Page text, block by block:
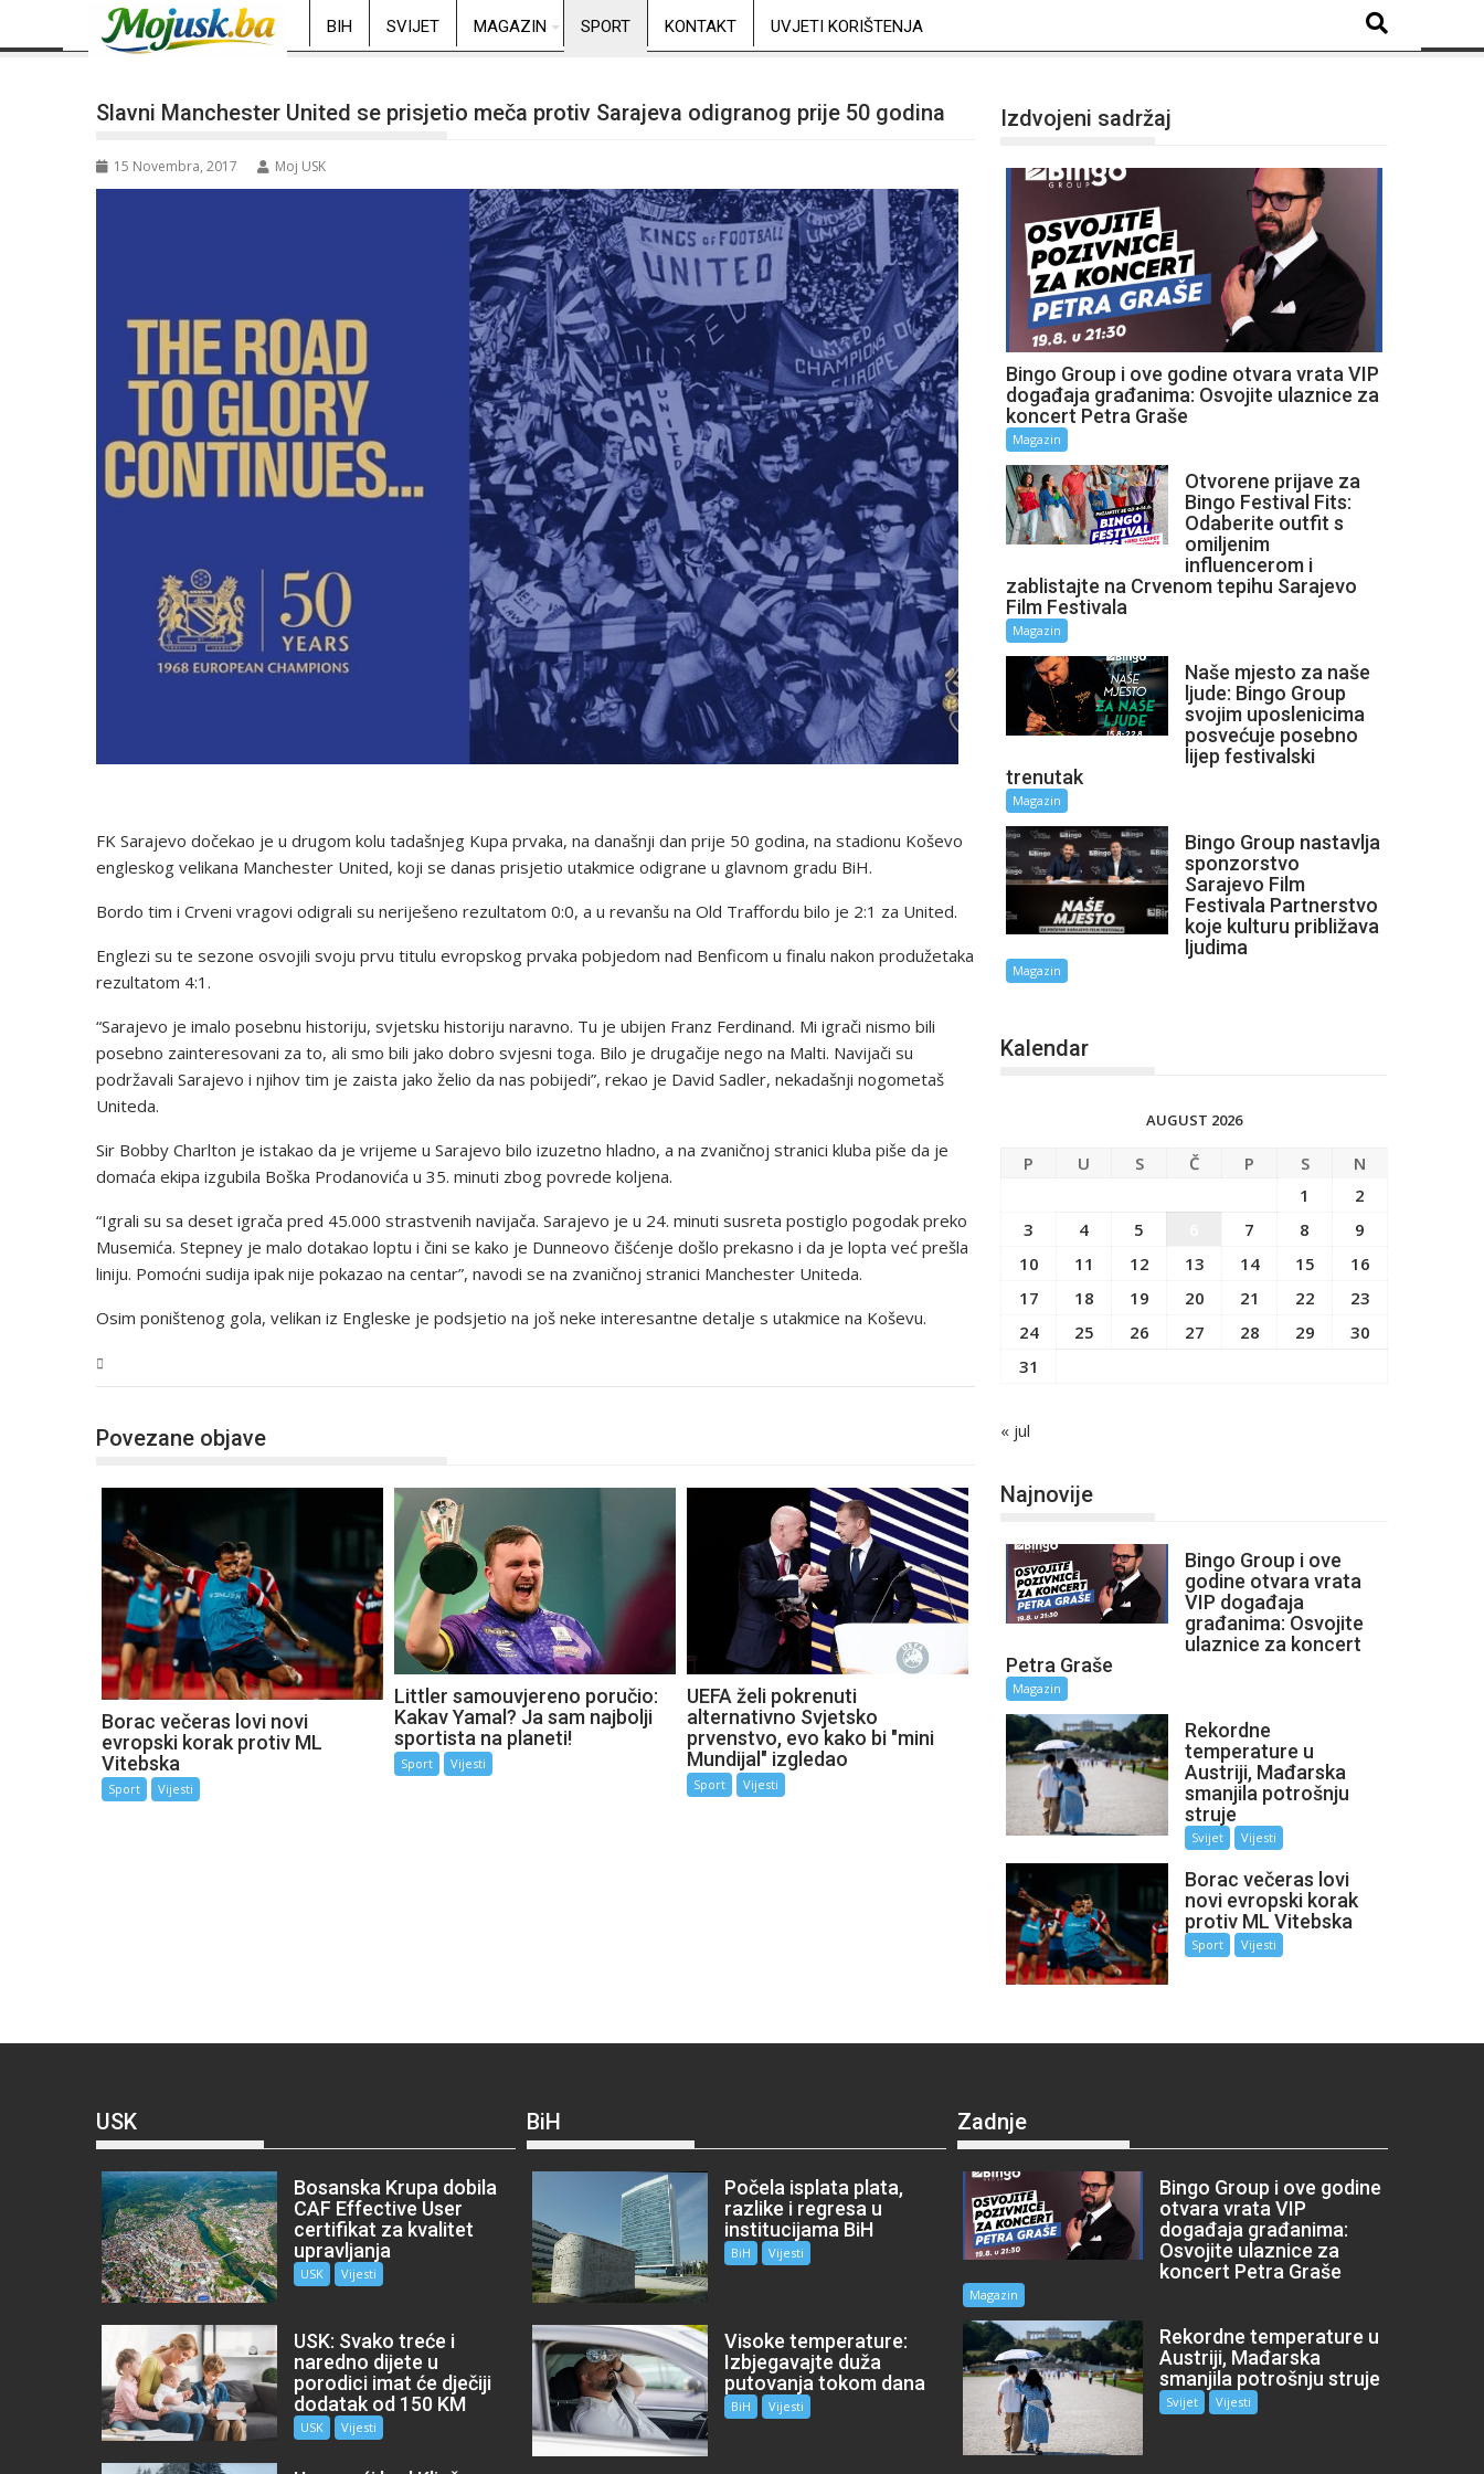
BIH SVIJET MAGAZIN SPORT KONTAKT UVJETI KORIŠTENJA
Slavni Manchester United se prisjetio meča protiv Sarajeva odigranog prije 50 godina
15 Novembra, 2017 Moj USK
FK Sarajevo dočekao je u drugom kolu tadašnjeg Kupa prvaka, na današnji dan prije 50 godina, na stadionu Koševo
engleskog velikana Manchester United, koji se danas prisjetio utakmice odigrane u glavnom gradu BiH.
Bordo tim i Crveni vragovi odigrali su neriješeno rezultatom 0:0, a u revanšu na Old Traffordu bilo je 2:1 za United.
Englezi su te sezone osvojili svoju prvu titulu evropskog prvaka pobjedom nad Benficom u finalu nakon produžetaka
rezultatom 4:1.
“Sarajevo je imalo posebnu historiju, svjetsku historiju naravno. Tu je ubijen Franz Ferdinand. Mi igrači nismo bili
posebno zainteresovani za to, ali smo bili jako dobro svjesni toga. Bilo je drugačije nego na Malti. Navijači su
podržavali Sarajevo i njihov tim je zaista jako želio da nas pobijedi”, rekao je David Sadler, nekadašnji nogometaš
Uniteda.
Sir Bobby Charlton je istakao da je vrijeme u Sarajevo bilo izuzetno hladno, a na zvaničnoj stranici kluba piše da je
domaća ekipa izgubila Boška Prodanovića u 35. minuti zbog povrede koljena.
“Igrali su sa deset igrača pred 45.000 strastvenih navijača. Sarajevo je u 24. minuti susreta postiglo pogodak preko
Musemića. Stepney je malo dotakao loptu i čini se kako je Dunneovo čišćenje došlo prekasno i da je lopta već prešla
liniju. Pomoćni sudija ipak nije pokazao na centar”, navodi se na zvaničnoj stranici Manchester Uniteda.
Osim poništenog gola, velikan iz Engleske je podsjetio na još neke interesantne detalje s utakmice na Koševu.
Povezane objave
Borac večeras lovi novi
evropski korak protiv ML
Vitebska
Sport Vijesti
Littler samouvjereno poručio:
Kakav Yamal? Ja sam najbolji
sportista na planeti!
Sport Vijesti
UEFA želi pokrenuti
alternativno Svjetsko
prvenstvo, evo kako bi "mini
Mundijal" izgledao
Sport Vijesti
Izdvojeni sadržaj
Bingo Group i ove godine otvara vrata VIP
događaja građanima: Osvojite ulaznice za
koncert Petra Graše
Magazin
Otvorene prijave za
Bingo Festival Fits:
Odaberite outfit s
omiljenim
influencerom i
zablistajte na Crvenom tepihu Sarajevo
Film Festivala
Magazin
Naše mjesto za naše
ljude: Bingo Group
svojim uposlenicima
posvećuje posebno
lijep festivalski
trenutak
Magazin
Bingo Group nastavlja
sponzorstvo
Sarajevo Film
Festivala Partnerstvo
koje kulturu približava
ljudima
Magazin
Kalendar
AUGUST 2026
P U S Č P S
N
1
2
3
4 5 7 8
9
10
11 12 13 14 15
16
17
18 19 20 21 22
23
24
25 26 27 28 29
30
31
« jul
Najnovije
Bingo Group i ove
godine otvara vrata
VIP događaja
građanima: Osvojite
ulaznice za koncert
Petra Graše
Magazin
Rekordne
temperature u
Austriji, Mađarska
smanjila potrošnju
struje
Svijet Vijesti
Borac večeras lovi
novi evropski korak
protiv ML Vitebska
Sport Vijesti
USK
Bosanska Krupa dobila
CAF Effective User
certifikat za kvalitet
upravljanja
USK Vijesti
USK: Svako treće i
naredno dijete u
porodici imat će dječiji
dodatak od 150 KM
USK Vijesti
BiH
Počela isplata plata,
razlike i regresa u
institucijama BiH
BiH Vijesti
Visoke temperature:
Izbjegavajte duža
putovanja tokom dana
BiH Vijesti
Zadnje
Bingo Group i ove godine
otvara vrata VIP
događaja građanima:
Osvojite ulaznice za
koncert Petra Graše
Magazin
Rekordne temperature u
Austriji, Mađarska
smanjila potrošnju struje
Svijet Vijesti